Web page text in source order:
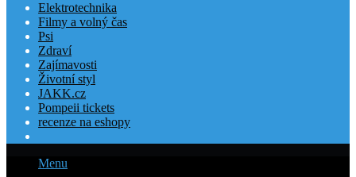
Elektrotechnika
Filmy a volný čas
Psi
Zdraví
Zajímavosti
Životní styl
JAKK.cz
Pompeii tickets
recenze na eshopy
Menu